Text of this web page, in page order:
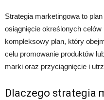
Strategia marketingowa to
osiągnięcie określonych
kompleksowy plan, który
celu promowanie produktów
marki oraz przyciągnięcie i
Dlaczego strategia